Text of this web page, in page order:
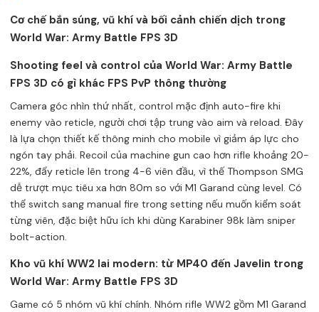
Cơ chế bắn súng, vũ khí và bối cảnh chiến dịch trong
World War: Army Battle FPS 3D
Shooting feel và control của World War: Army Battle
FPS 3D có gì khác FPS PvP thông thường
Camera góc nhìn thứ nhất, control mặc định auto-fire khi
enemy vào reticle, người chơi tập trung vào aim và reload. Đây
là lựa chọn thiết kế thông minh cho mobile vì giảm áp lực cho
ngón tay phải. Recoil của machine gun cao hơn rifle khoảng 20-
22%, đẩy reticle lên trong 4-6 viên đầu, vì thế Thompson SMG
dễ trượt mục tiêu xa hơn 80m so với M1 Garand cùng level. Có
thể switch sang manual fire trong setting nếu muốn kiểm soát
từng viên, đặc biệt hữu ích khi dùng Karabiner 98k làm sniper
bolt-action.
Kho vũ khí WW2 lai modern: từ MP40 đến Javelin trong
World War: Army Battle FPS 3D
Game có 5 nhóm vũ khí chính. Nhóm rifle WW2 gồm M1 Garand